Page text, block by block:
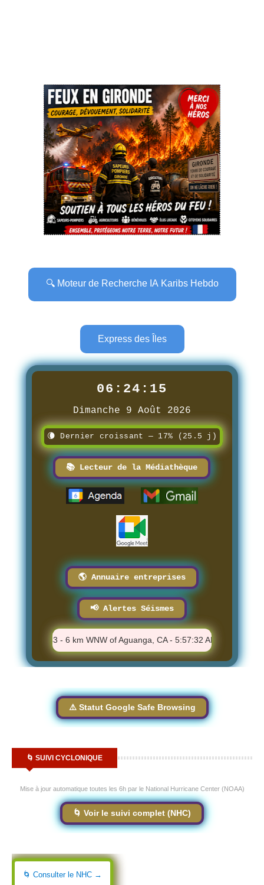
🔍 Moteur de Recherche IA Karibs Hebdo
Express des Îles
06:24:16
Dimanche 9 Août 2026
🌘 Dernier croissant — 17% (25.5 j)
📚 Lecteur de la Médiathèque
🌎 Annuaire entreprises
📢 Alertes Séismes
⚠️ M 1.43 - 6 km WNW of Aguanga, CA - 5:57:32 AM
⚠️ Statut Google Safe Browsing
🌀 SUIVI CYCLONIQUE
Mise à jour automatique toutes les 6h par le National Hurricane Center (NOAA)
🌀 Voir le suivi complet (NHC)
🌀 Consulter le NHC →